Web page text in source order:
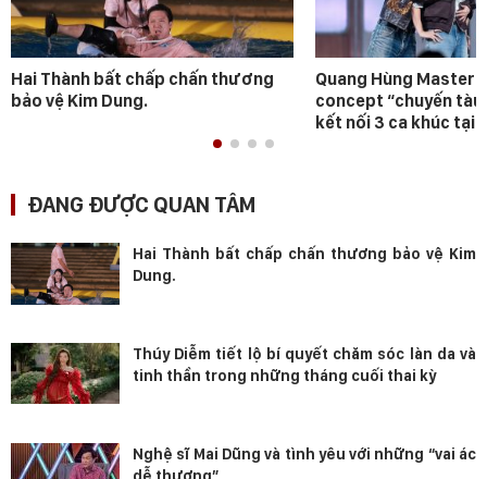
Hai Thành bất chấp chấn thương
bảo vệ Kim Dung.
Quang Hùng
concept “chuyến tàu
kết nối 3 ca khúc tại
ĐANG ĐƯỢC QUAN TÂM
Hai Thành bất chấp chấn thương bảo vệ Kim
Dung.
Thúy Diễm tiết lộ bí quyết chăm sóc làn da và
tinh thần trong những tháng cuối thai kỳ
Nghệ sĩ Mai Dũng và tình yêu với những “vai ác